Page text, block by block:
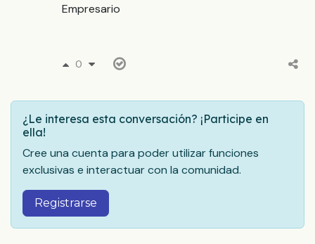
Empresario
0
¿Le interesa esta conversación? ¡Participe en
ella!
Cree una cuenta para poder utilizar funciones
exclusivas e interactuar con la comunidad.
Registrarse